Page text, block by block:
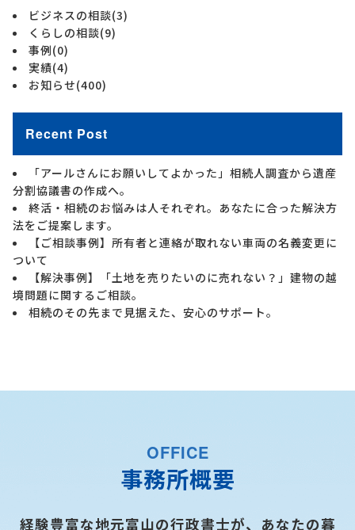
ビジネスの相談(3)
くらしの相談(9)
事例(0)
実績(4)
お知らせ(400)
Recent Post
「アールさんにお願いしてよかった」相続人調査から遺産
分割協議書の作成へ。
終活・相続のお悩みは人それぞれ。あなたに合った解決方
法をご提案します。
【ご相談事例】所有者と連絡が取れない車両の名義変更に
ついて
【解決事例】「土地を売りたいのに売れない？」建物の越
境問題に関するご相談。
相続のその先まで見据えた、安心のサポート。
OFFICE
事務所概要
経験豊富な地元富山の行政書士が、あなたの暮